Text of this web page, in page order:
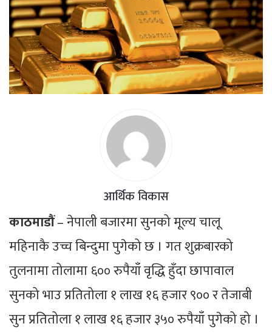
आर्थिक विकास
काठमाडौं– नेपाली बजारमा सुनको मूल्य चालू
महिनाकै उच्च बिन्दुमा पुगेको छ । गत शुक्रबारको
तुलनामा तोलामा ६०० रुपैयाँ वृद्धि हुँदा छापावाल
सुनको भाउ प्रतितोला १ लाख १६ हजार ९०० र तेजाबी
सुन प्रतितोला १ लाख १६ हजार ३५० रुपैयाँ पुगेको हो ।